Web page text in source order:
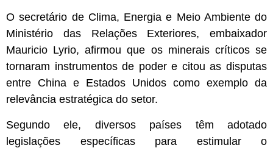
O secretário de Clima, Energia e Meio Ambiente do
Ministério das Relações Exteriores, embaixador
Mauricio Lyrio, afirmou que os minerais críticos se
tornaram instrumentos de poder e citou as disputas
entre China e Estados Unidos como exemplo da
relevância estratégica do setor.
Segundo ele, diversos países têm adotado
legislações específicas para estimular o